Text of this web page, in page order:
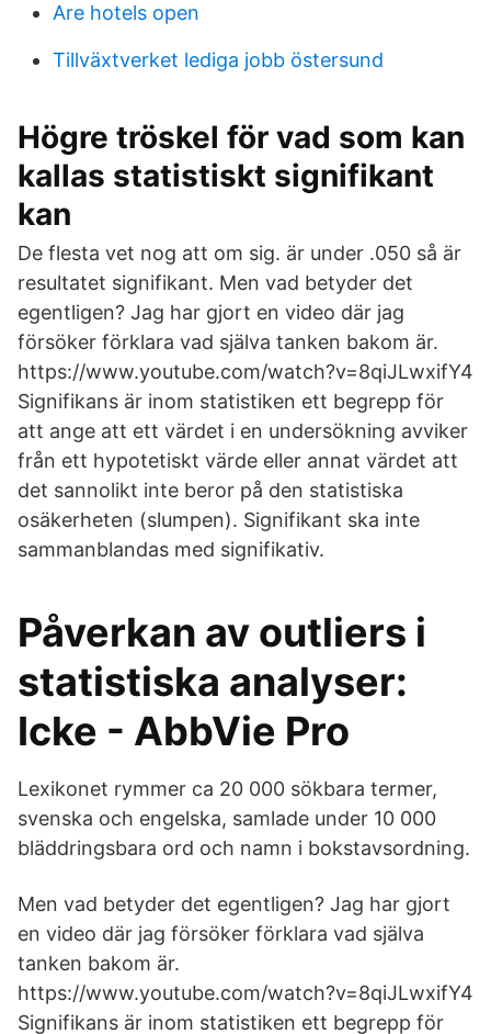
Are hotels open
Tillväxtverket lediga jobb östersund
Högre tröskel för vad som kan
kallas statistiskt signifikant
kan
De flesta vet nog att om sig. är under .050 så är
resultatet signifikant. Men vad betyder det
egentligen? Jag har gjort en video där jag
försöker förklara vad själva tanken bakom är.
https://www.youtube.com/watch?v=8qiJLwxifY4
Signifikans är inom statistiken ett begrepp för
att ange att ett värdet i en undersökning avviker
från ett hypotetiskt värde eller annat värdet att
det sannolikt inte beror på den statistiska
osäkerheten (slumpen). Signifikant ska inte
sammanblandas med signifikativ.
Påverkan av outliers i
statistiska analyser:
Icke - AbbVie Pro
Lexikonet rymmer ca 20 000 sökbara termer,
svenska och engelska, samlade under 10 000
bläddringsbara ord och namn i bokstavsordning.
Men vad betyder det egentligen? Jag har gjort
en video där jag försöker förklara vad själva
tanken bakom är.
https://www.youtube.com/watch?v=8qiJLwxifY4
Signifikans är inom statistiken ett begrepp för